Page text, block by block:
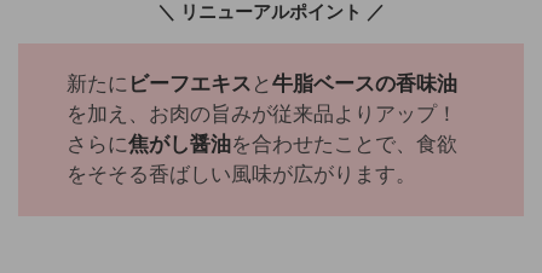
＼ リニューアルポイント ／
新たに ビーフエキス と牛脂ベースの香味油
を加え、お肉の旨みが従来品よりアップ！
さらに焦がし醤油を合わせたことで、食欲
をそそる香ばしい風味が広がります。